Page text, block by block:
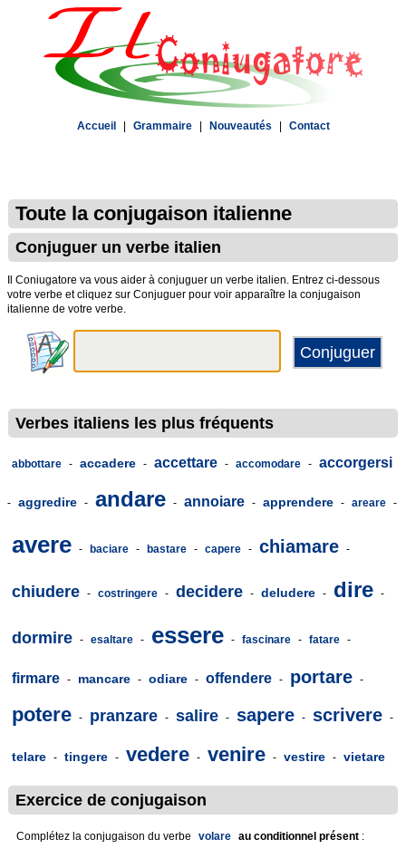
Accueil Grammaire Nouveautés Contact
Toute la conjugaison italienne
Conjuguer un verbe italien
Il Coniugatore va vous aider à conjuguer un verbe italien. Entrez ci-dessous
votre verbe et cliquez sur Conjuguer pour voir apparaître la conjugaison
italienne de votre verbe.
Verbes italiens les plus fréquents
abbottare - accadere - accettare - accomodare - accorgersi
- aggredire - andare - annoiare - apprendere - areare -
avere - baciare - bastare - capere - chiamare -
chiudere - costringere - decidere - deludere - dire -
dormire - esaltare - essere - fascinare - fatare -
firmare - mancare - odiare - offendere - portare -
potere - pranzare - salire - sapere - scrivere -
telare - tingere - vedere - venire - vestire - vietare
Exercice de conjugaison
Complétez la conjugaison du verbe volare au conditionnel présent :